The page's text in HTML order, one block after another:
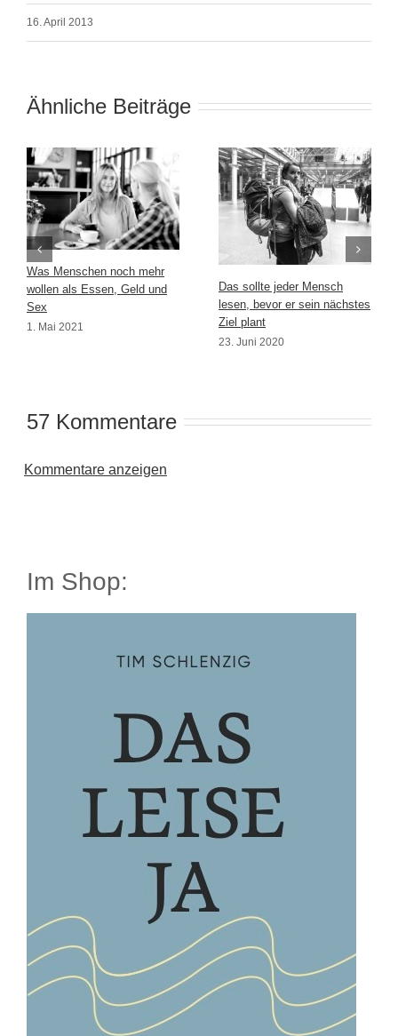
16. April 2013
Ähnliche Beiträge
Was Menschen noch mehr
wollen als Essen, Geld und
Sex
1. Mai 2021
Das sollte jeder Mensch
lesen, bevor er sein nächstes
Ziel plant
23. Juni 2020
57 Kommentare
Kommentare anzeigen
Im Shop: